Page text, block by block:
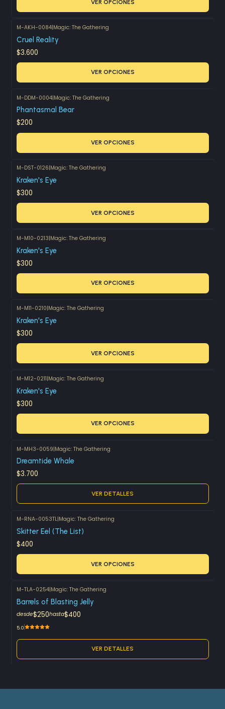
VER OPCIONES
M-AKH-0084|Magic: The Gathering
Cruel Reality
$3.600
VER OPCIONES
M-DDM-0004|Magic: The Gathering
Phantasmal Bear
$200
VER OPCIONES
M-DST-0126|Magic: The Gathering
Kraken's Eye
$300
VER OPCIONES
M-M10-0213|Magic: The Gathering
Kraken's Eye
$300
VER OPCIONES
M-M11-0210|Magic: The Gathering
Kraken's Eye
$300
VER OPCIONES
M-M12-0211|Magic: The Gathering
Kraken's Eye
$300
VER OPCIONES
Agotado
M-MH3-0059|Magic: The Gathering
Dreamtide Whale
$3.700
VER DETALLES
M-RNA-0053TL|Magic: The Gathering
Skitter Eel (The List)
$400
VER OPCIONES
Agotado
M-TLA-0254|Magic: The Gathering
Barrels of Blasting Jelly
desde$250hasta$400
5.0
VER DETALLES